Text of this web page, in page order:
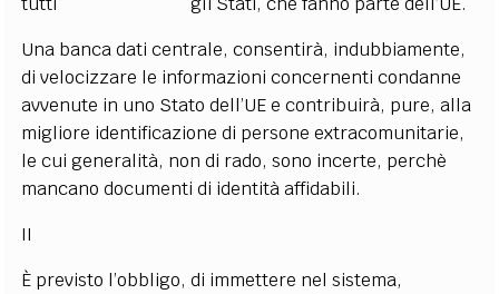
Una banca dati centrale, consentirà, indubbiamente,
di velocizzare le informazioni concernenti condanne
avvenute in uno Stato dell’UE e contribuirà, pure, alla
migliore identificazione di persone extracomunitarie,
le cui generalità, non di rado, sono incerte, perchè
mancano documenti di identità affidabili.
II
È previsto l’obbligo, di immettere nel sistema,